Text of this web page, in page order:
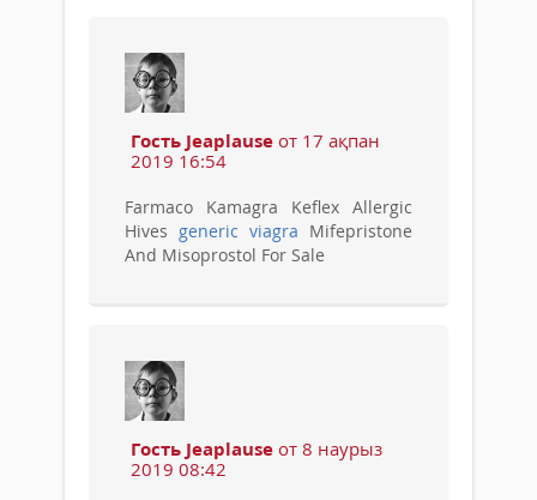
Гость Jeaplause от 17 ақпан
2019 16:54
Farmaco Kamagra Keflex Allergic
Hives generic viagra Mifepristone
And Misoprostol For Sale
Гость Jeaplause от 8 наурыз
2019 08:42